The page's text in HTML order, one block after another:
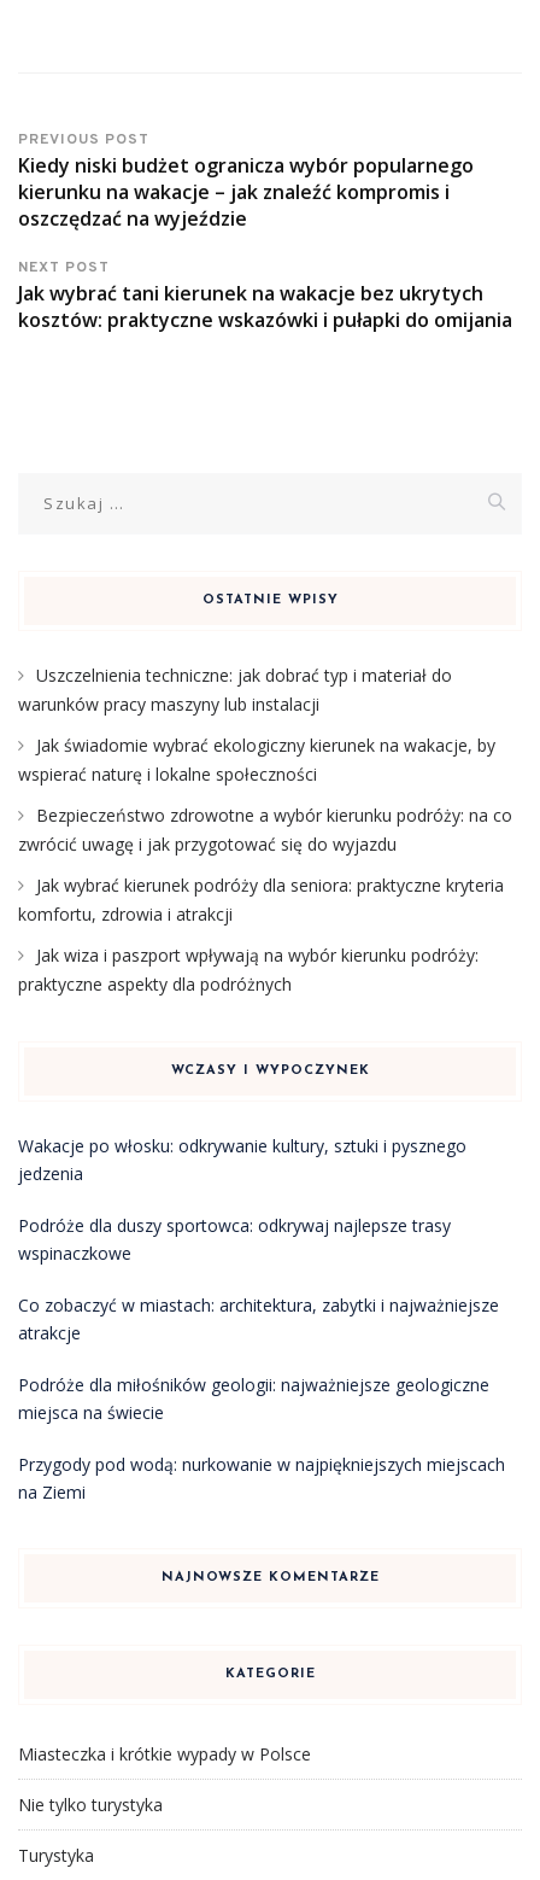
PREVIOUS POST
Kiedy niski budżet ogranicza wybór popularnego
kierunku na wakacje – jak znaleźć kompromis i
oszczędzać na wyjeździe
NEXT POST
Jak wybrać tani kierunek na wakacje bez ukrytych
kosztów: praktyczne wskazówki i pułapki do omijania
OSTATNIE WPISY
Uszczelnienia techniczne: jak dobrać typ i materiał do
warunków pracy maszyny lub instalacji
Jak świadomie wybrać ekologiczny kierunek na wakacje, by
wspierać naturę i lokalne społeczności
Bezpieczeństwo zdrowotne a wybór kierunku podróży: na co
zwrócić uwagę i jak przygotować się do wyjazdu
Jak wybrać kierunek podróży dla seniora: praktyczne kryteria
komfortu, zdrowia i atrakcji
Jak wiza i paszport wpływają na wybór kierunku podróży:
praktyczne aspekty dla podróżnych
WCZASY I WYPOCZYNEK
Wakacje po włosku: odkrywanie kultury, sztuki i pysznego
jedzenia
Podróże dla duszy sportowca: odkrywaj najlepsze trasy
wspinaczkowe
Co zobaczyć w miastach: architektura, zabytki i najważniejsze
atrakcje
Podróże dla miłośników geologii: najważniejsze geologiczne
miejsca na świecie
Przygody pod wodą: nurkowanie w najpiękniejszych miejscach
na Ziemi
NAJNOWSZE KOMENTARZE
KATEGORIE
Miasteczka i krótkie wypady w Polsce
Nie tylko turystyka
Turystyka